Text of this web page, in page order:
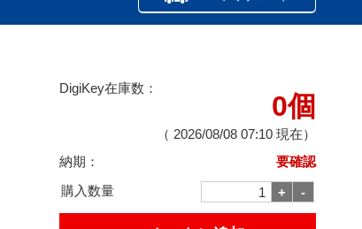
DigiKey在庫数：
0個
（ 2026/08/08 07:10 現在）
納期：
要確認
購入数量